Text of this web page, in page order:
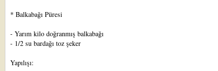
* Balkabağı Püresi
- Yarım kilo doğranmış balkabağı
- 1/2 su bardağı toz şeker
Yapılışı: